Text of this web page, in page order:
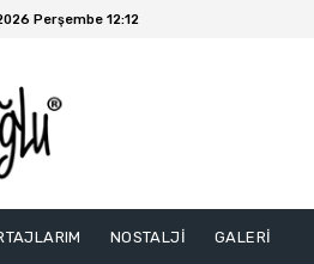
Perşembe 12:12
NOSTALJİ GALERİ